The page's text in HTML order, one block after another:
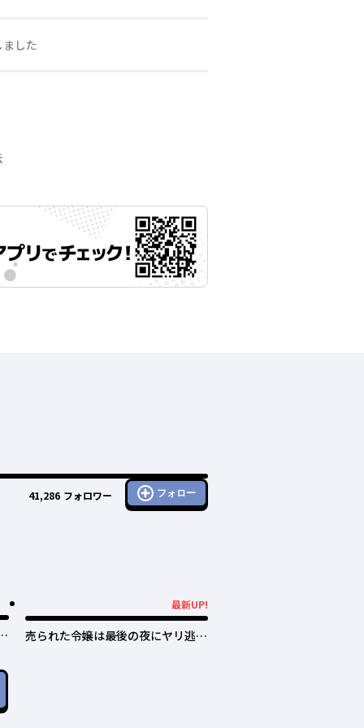
した
41,286 フォロワー フォロー
最新UP!
売られた令嬢は最後の夜にヤリ逃げ